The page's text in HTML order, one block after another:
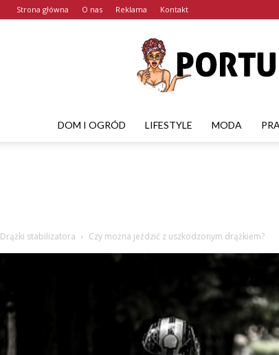
Strona główna O nas Reklama Kontakt
DOM I OGRÓD LIFESTYLE MODA
Drążki stabilizatora Czy można jeździć z uszkodzonym drążkiem?